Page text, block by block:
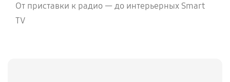
От приставки к радио — до интерьерных Smart
TV